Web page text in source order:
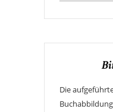
Die